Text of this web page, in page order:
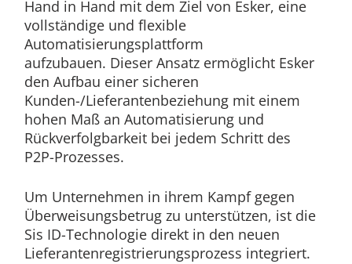
Hand in Hand mit dem Ziel von Esker, eine
vollständige und flexible
Automatisierungsplattform
aufzubauen. Dieser Ansatz ermöglicht Esker
den Aufbau einer sicheren
Kunden-/Lieferantenbeziehung mit einem
hohen Maß an Automatisierung und
Rückverfolgbarkeit bei jedem Schritt des
P2P-Prozesses.
Um Unternehmen in ihrem Kampf gegen
Überweisungsbetrug zu unterstützen, ist die
Sis ID-Technologie direkt in den neuen
Lieferantenregistrierungsprozess integriert.